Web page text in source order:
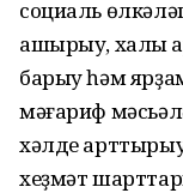
социаль
ашырыу, халыҡ
барыу һәм
мәғариф
хәлде
хеҙмәт